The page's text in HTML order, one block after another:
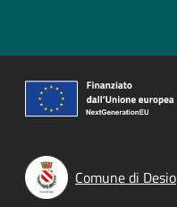
Comune di Desio